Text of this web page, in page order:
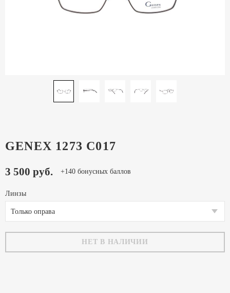
GENEX 1273 C017
3 500 руб. +140 бонусных баллов
Линзы
Только оправа
НЕТ В НАЛИЧИИ